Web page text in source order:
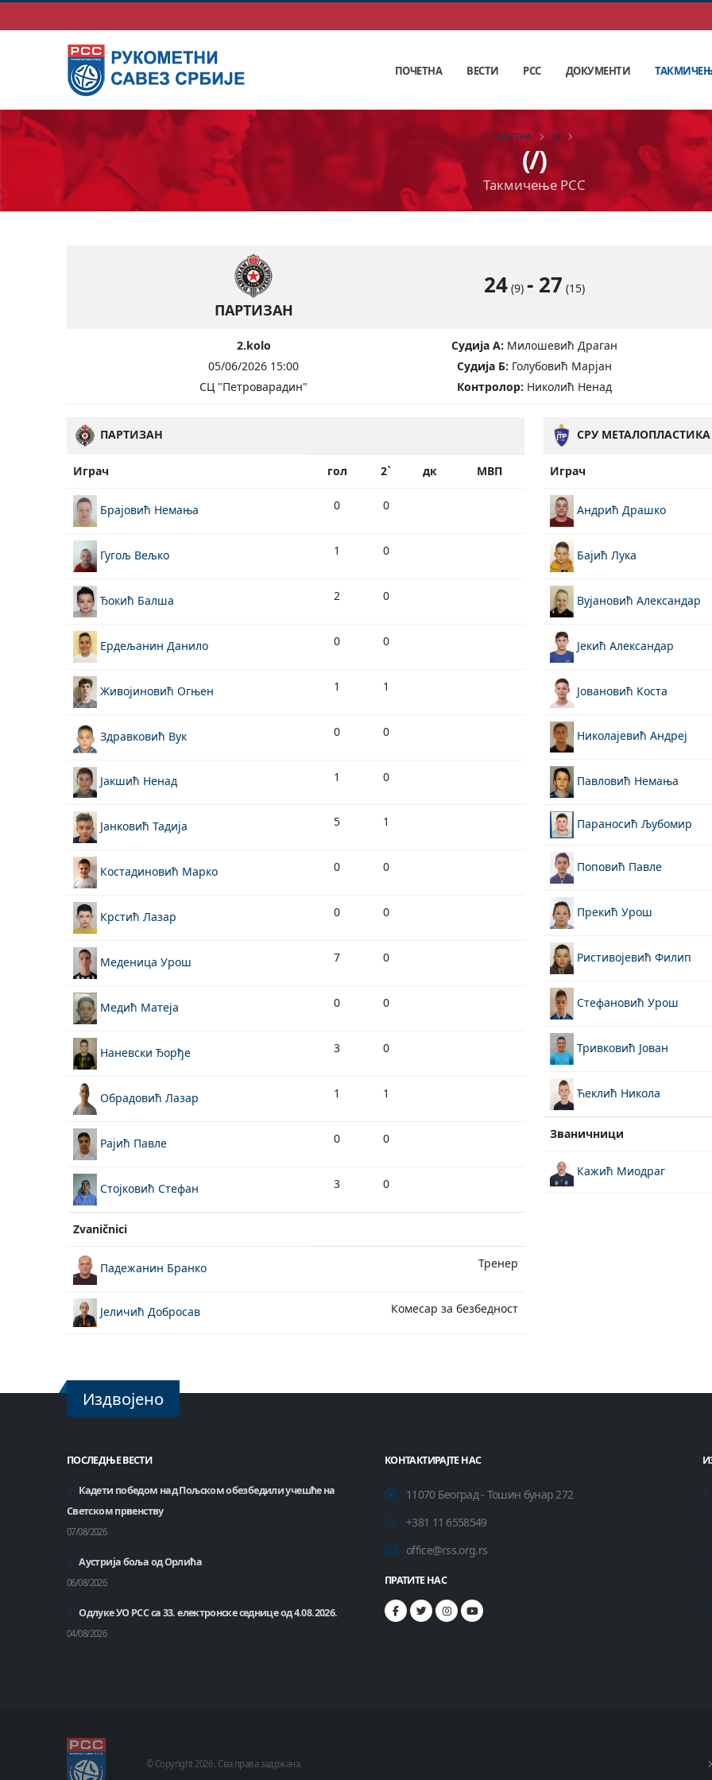
ПОЧЕТНА ВЕСТИ РСС ДОКУМЕНТИ
(/)
Такмичење РСС
ПОЧЕТНА (/)
ПАРТИЗАН
24(9) - 27 (15)
2.kolo
05/06/2026 15:00
СЦ "Петроварадин"
Судија А: Милошевић Драган
Судија Б: Голубовић Марјан
Контролор: Николић Ненад
ПАРТИЗАН
Играч гол 2` дк МВП
Брајовић Немања 0 0
Гугољ Вељко 1 0
Ђокић Балша 2 0
Ердељанин Данило 0 0
Живојиновић Огњен 1 1
Здравковић Вук 0 0
Јакшић Ненад 1 0
Јанковић Тадија 5 1
Костадиновић Марко 0 0
Крстић Лазар 0 0
Меденица Урош 7 0
Медић Матеја 0 0
Наневски Ђорђе 3 0
Обрадовић Лазар 1 1
Рајић Павле 0 0
Стојковић Стефан 3 0
Zvaničnici
Падежанин Бранко Тренер
Јеличић Добросав Комесар за безбедност
СРУ МЕТАЛОПЛАСТИКА
Играч
Андрић Драшко
Бајић Лука
Вујановић Александар
Јекић Александар
Јовановић Коста
Николајевић Андреј
Павловић Немања
Параносић Љубомир
Поповић Павле
Прекић Урош
Ристивојевић Филип
Стефановић Урош
Тривковић Јован
Ћеклић Никола
Званичници
Кажић Миодраг
Издвојено
ПОСЛЕДЊЕ ВЕСТИ
Кадети победом над Пољском обезбедили учешће на
Светском првенству
07/08/2026
Аустрија боља од Орлића
06/08/2026
Одлуке УО РСС са 33. електронске седнице од 4.08.2026.
04/08/2026
КОНТАКТИРАЈТЕ НАС
11070 Београд - Тошин бунар 272
+381 11 6558549
office@rss.org.rs
ПРАТИТЕ НАС
© Copyright 2026 . Сва права задржана.